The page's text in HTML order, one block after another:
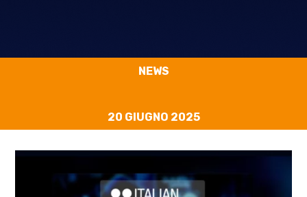
NEWS
20 GIUGNO 2025